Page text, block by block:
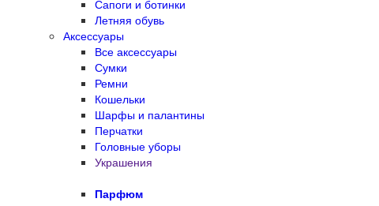
Сапоги и ботинки
Летняя обувь
Аксессуары
Все аксессуары
Сумки
Ремни
Кошельки
Шарфы и палантины
Перчатки
Головные уборы
Украшения
Парфюм